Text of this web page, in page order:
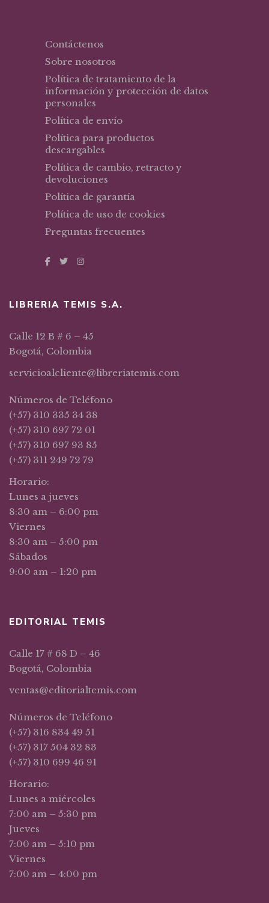
Contáctenos
Sobre nosotros
Política de tratamiento de la
información y protección de datos
personales
Política de envío
Política para productos
descargables
Política de cambio, retracto y
devoluciones
Política de garantía
Política de uso de cookies
Preguntas frecuentes
LIBRERIA TEMIS S.A.
Calle 12 B # 6 – 45
Bogotá, Colombia
servicioalcliente@libreriatemis.com
Números de Teléfono
(+57) 310 335 34 38
(+57) 310 697 72 01
(+57) 310 697 93 85
(+57) 311 249 72 79
Horario:
Lunes a jueves
8:30 am – 6:00 pm
Viernes
8:30 am – 5:00 pm
Sábados
9:00 am – 1:20 pm
EDITORIAL TEMIS
Calle 17 # 68 D – 46
Bogotá, Colombia
ventas@editorialtemis.com
Números de Teléfono
(+57) 316 834 49 51
(+57) 317 504 32 83
(+57) 310 699 46 91
Horario:
Lunes a miércoles
7:00 am – 5:30 pm
Jueves
7:00 am – 5:10 pm
Viernes
7:00 am – 4:00 pm